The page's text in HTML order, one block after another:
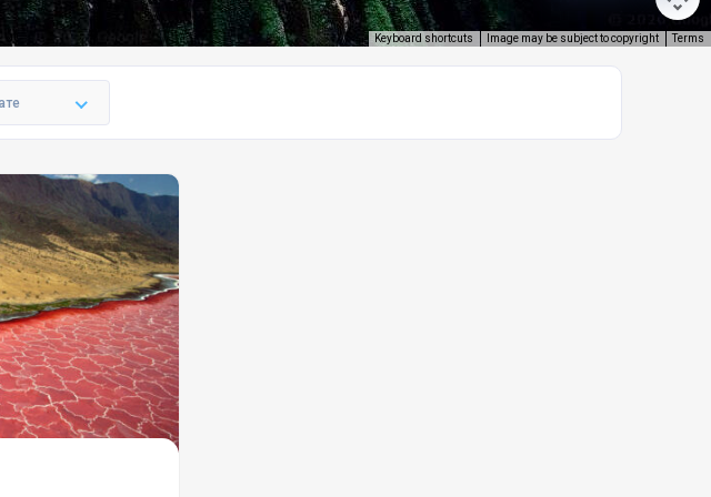
Keyboard shortcuts Image may be subject to copyright Terms